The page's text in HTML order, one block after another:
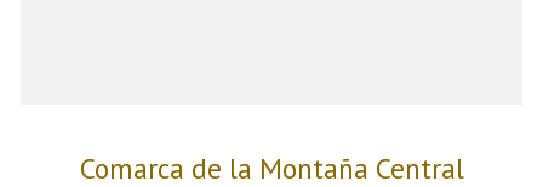
Comarca de la Montaña Central